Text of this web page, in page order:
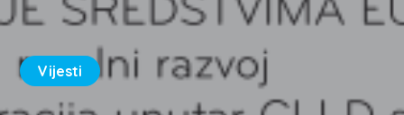
Vijesti